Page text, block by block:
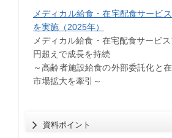
メディカル給食・在宅配食サービ
を実施（2025年）
メディカル給食・在宅配食サービ
円超えで成長を持続
～高齢者施設給食の外部委託化と
市場拡大を牽引～
資料ポイント